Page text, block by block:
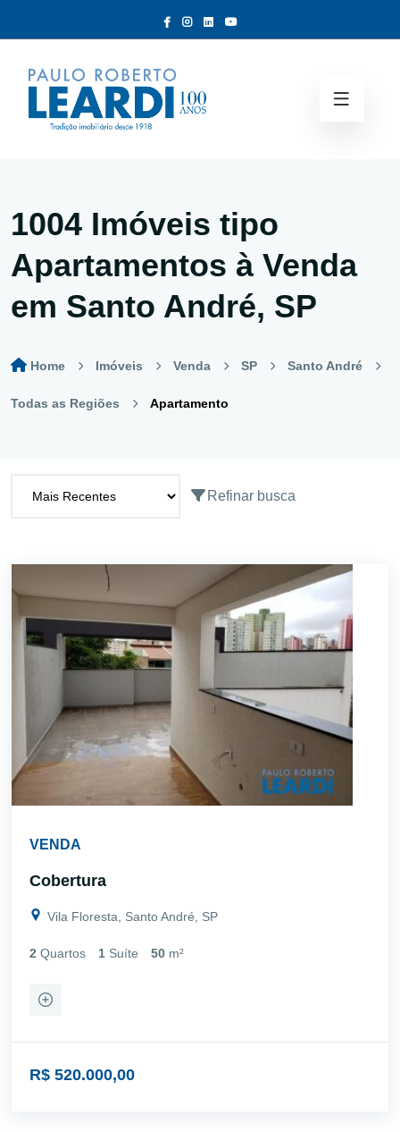
1004 Imóveis tipo
Apartamentos à Venda
em Santo André, SP
Home Imóveis Venda SP Santo André
Todas as Regiões Apartamento
Refinar busca
VENDA
Cobertura
Vila Floresta, Santo André, SP
2 Quartos 1 Suíte 50 m²
R$ 520.000,00